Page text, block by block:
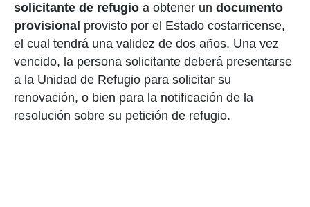
solicitante de refugio a obtener un documento
provisional provisto por el Estado costarricense,
el cual tendrá una validez de dos años. Una vez
vencido, la persona solicitante deberá presentarse
a la Unidad de Refugio para solicitar su
renovación, o bien para la notificación de la
resolución sobre su petición de refugio.